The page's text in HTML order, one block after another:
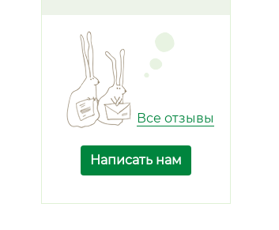
Все отзывы
Написать нам